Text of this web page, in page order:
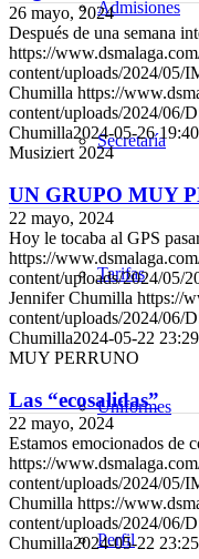
Admisiones
Secretaría
Tarifas
Uniformes
Perfil
26 mayo, 2024
Después de una semana
https://
content/uploads/2024/05/
Chumilla https://
content/uploads/2024/06/
Chumilla2024-05-26
Musiziert 2024
UN GRUPO MUY
22 mayo, 2024
Hoy le tocaba al GPS
https://
content/uploads/2024/05/
Jennifer Chumilla https://
content/uploads/2024/06/
Chumilla2024-05-22
MUY PERRUNO
Las “ecosalidas”
22 mayo, 2024
Estamos emocionados de
https://
content/uploads/2024/05/
Chumilla https://
content/uploads/2024/06/
Chumilla2024-05-22